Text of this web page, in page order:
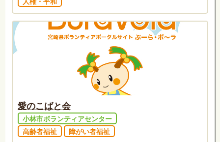
人権・平和
愛のこばと会
小林市ボランティアセンター
高齢者福祉
障がい者福祉